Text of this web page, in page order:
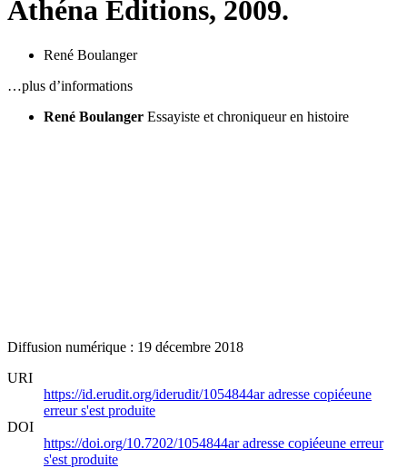
Athéna Éditions, 2009.
René Boulanger
…plus d’informations
René Boulanger Essayiste et chroniqueur en histoire
Diffusion numérique : 19 décembre 2018
URI
https://id.erudit.org/iderudit/1054844aradresse copiéeune
erreur s'est produite
DOI
https://doi.org/10.7202/1054844aradresse copiéeune erreur
s'est produite